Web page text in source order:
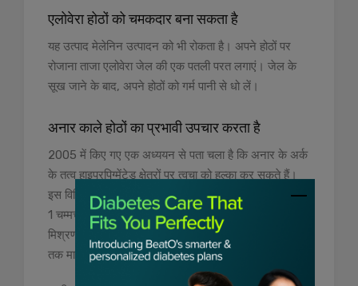
एलोवेरा होठों को चमकदार बना सकता है
यह उत्पाद मेलेनिन उत्पादन को भी रोकता है। अपने होठों पर
रोजाना ताजा एलोवेरा जेल की एक पतली परत लगाएं। जेल के
सूख जाने के बाद, अपने होठों को गर्म पानी से धो लें।
अनार काले होठों का प्रभावी उपचार करता है
2005 में किए गए एक अध्ययन से पता चला है कि अनार के अर्क
के तत्व हाइपरपिग्मेंटेड क्षेत्रों पर त्वचा को हल्का कर सकते हैं।
इस विधि को बनाने के लिए, 1 बड़ा चम्मच कटे हुए अनार के बीज,
1 चम्मच गुलाब जल और 1 बड़ा चम्मच दूध की मलाई मिलाएं।
मिश्रण को धीरे से अपने होठों पर लगाएं और लगभग तीन मिनट
तक मालिश करें, फिर ठंडे पानी से धो लें।